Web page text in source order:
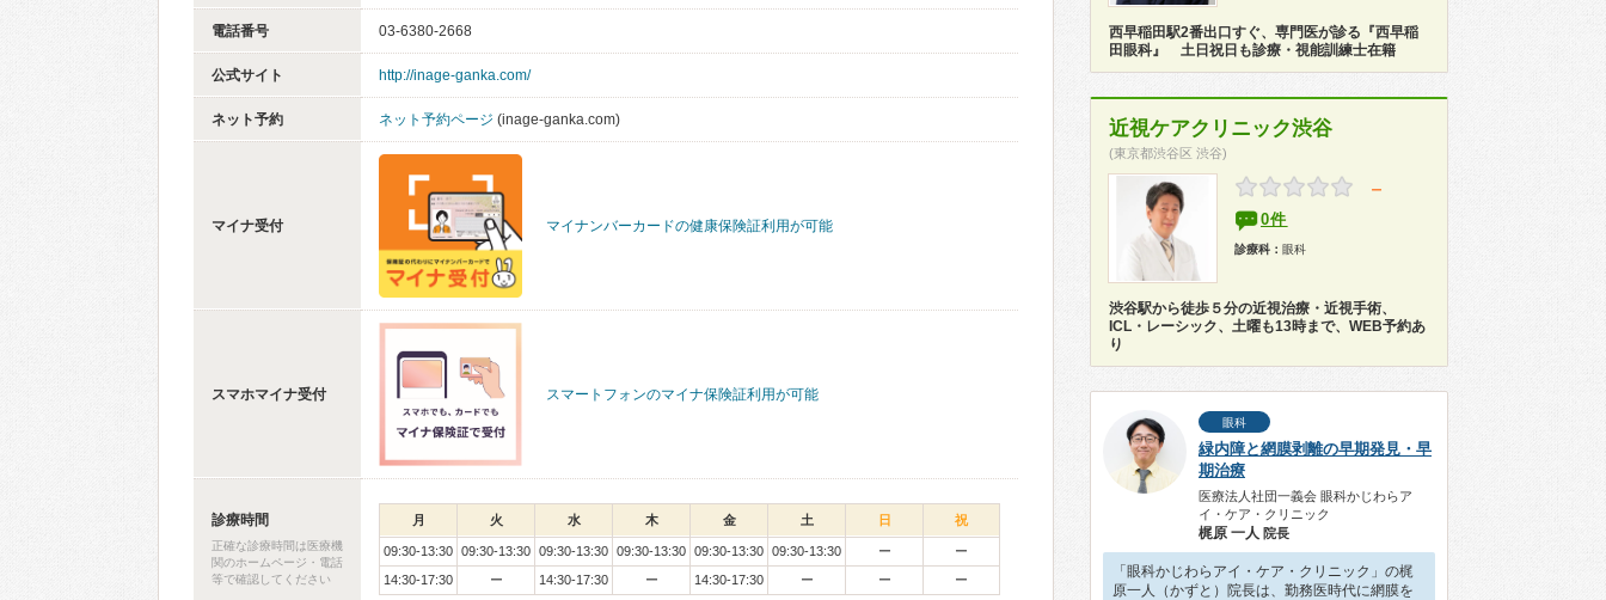
電話番号 03-6380-2668
公式サイト http://inage-ganka.com/
ネット予約 ネット予約ページ (inage-ganka.com)
マイナ受付 マイナンバーカードの健康保険証利用が可能
スマホマイナ受付 スマートフォンのマイナ保険証利用が可能
診療時間
正確な診療時間は医療機
関のホームページ・電話
等で確認してください
月 火 水 木 金 土 日 祝
09:30-13:30 09:30-13:30 09:30-13:30 09:30-13:30 09:30-13:30 09:30-13:30 ー
ー
14:30-17:30
ー 14:30-17:30 ー 14:30-17:30 ー ー ー
西早稲田駅2番出口すぐ、専門医が診る『西早稲
田眼科』 土日祝日も診療・視能訓練士在籍
近視ケアクリニック渋谷
(東京都渋谷区 渋谷)
－
0件
診療科： 眼科
渋谷駅から徒歩５分の近視治療・近視手術、
ICL・レーシック、土曜も13時まで、WEB予約あ
り
眼科
緑内障と網膜剥離の早期発見・早
期治療
医療法人社団一義会 眼科かじわらア
イ・ケア・クリニック
梶原 一人 院長
「眼科かじわらアイ・ケア・クリニック」の梶
原一人（かずと）院長は、勤務医時代に網膜を